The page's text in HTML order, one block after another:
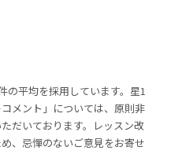
の平均を採用しています。星1
メント」については、原則非
だいております。レッスン改
、忌憚のないご意見をお寄せ